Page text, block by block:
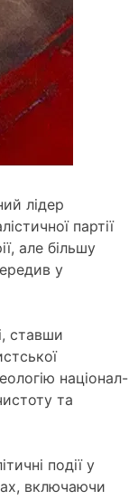
лідер
партії
але більшу
у
ставши
націонал-
та
події у
включаючи